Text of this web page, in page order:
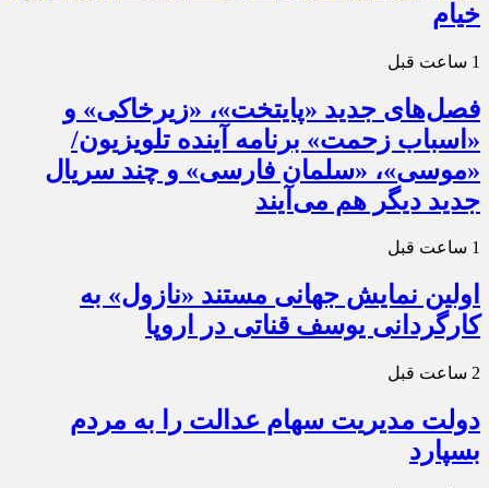
خیام
1 ساعت قبل
فصل‌های جدید «پایتخت»، «زیرخاکی» و
«اسباب زحمت» برنامه آینده تلویزیون/
«موسی»، «سلمان فارسی» و چند سریال
جدید دیگر هم می‌آیند
1 ساعت قبل
اولین نمایش جهانی مستند «نازول» به
کارگردانی یوسف قناتی در اروپا
2 ساعت قبل
دولت مدیریت سهام عدالت را به مردم
بسپارد